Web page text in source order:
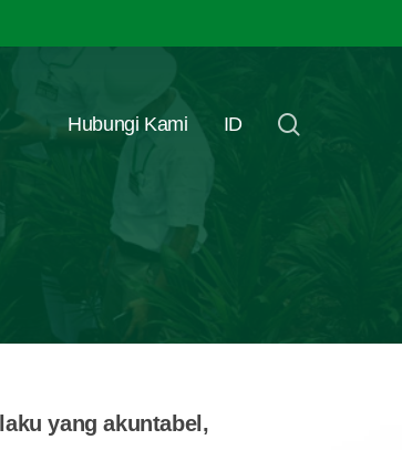
Hubungi Kami ID
yang akuntabel,